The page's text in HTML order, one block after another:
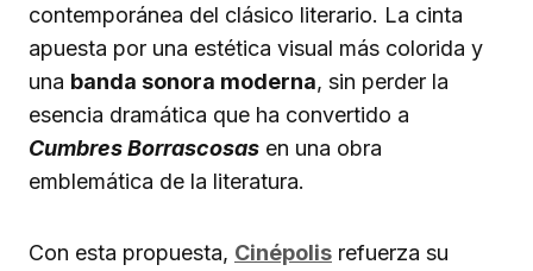
contemporánea del clásico literario. La cinta
apuesta por una estética visual más colorida y
una banda sonora moderna, sin perder la
esencia dramática que ha convertido a
Cumbres Borrascosas en una obra
emblemática de la literatura.
Con esta propuesta, Cinépolis refuerza su